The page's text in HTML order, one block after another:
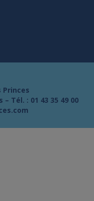
– Tél. : 01 43 35 49 00